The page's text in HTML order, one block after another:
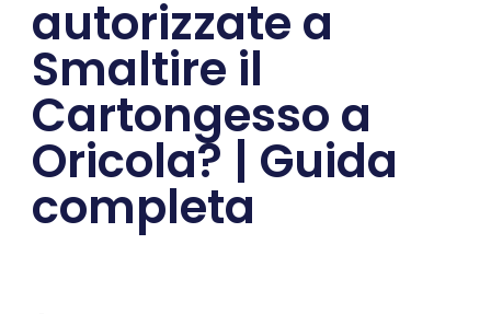
autorizzate a
Smaltire il
Cartongesso a
Oricola? | Guida
completa